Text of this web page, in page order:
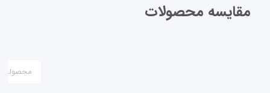
مقایسه محصولات